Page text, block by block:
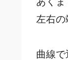
左右の
曲線で